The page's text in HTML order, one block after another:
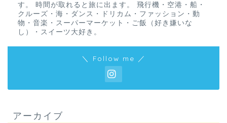
す。 時間が取れると旅に出ます。 飛行機・空港・船・
クルーズ・海・ダンス・ドリカム・ファッション・動
物・音楽・スーパーマーケット・ご飯（好き嫌いな
し）・スイーツ大好き。
＼ Follow me ／
アーカイブ